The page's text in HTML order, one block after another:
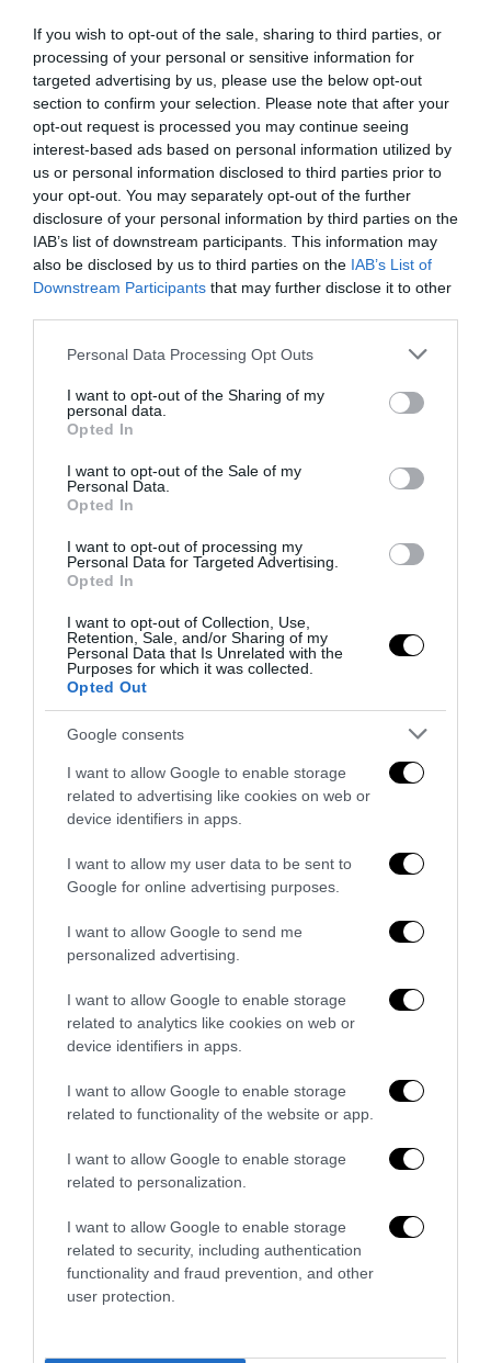
If you wish to opt-out of the sale, sharing to third parties, or
processing of your personal or sensitive information for
targeted advertising by us, please use the below opt-out
section to confirm your selection. Please note that after your
opt-out request is processed you may continue seeing
interest-based ads based on personal information utilized by
us or personal information disclosed to third parties prior to
your opt-out. You may separately opt-out of the further
disclosure of your personal information by third parties on the
IAB’s list of downstream participants. This information may
also be disclosed by us to third parties on the IAB’s List of
Downstream Participants that may further disclose it to other
Please note that this website/app uses one or more Google
not limited to your visit or usage behaviour. You may click to
grant or deny consent to Google and its third-party tags to
use your data for below specified purposes in below Google
consent section.
Personal Data Processing Opt Outs
I want to opt-out of the Sharing of my
personal data.
Opted In
I want to opt-out of the Sale of my
Personal Data.
Opted In
I want to opt-out of processing my
Personal Data for Targeted Advertising.
Opted In
I want to opt-out of Collection, Use,
Retention, Sale, and/or Sharing of my
Personal Data that Is Unrelated with the
Purposes for which it was collected.
Opted Out
Google consents
I want to allow Google to enable storage
related to advertising like cookies on web or
device identifiers in apps.
I want to allow my user data to be sent to
Google for online advertising purposes.
I want to allow Google to send me
personalized advertising.
I want to allow Google to enable storage
related to analytics like cookies on web or
device identifiers in apps.
I want to allow Google to enable storage
related to functionality of the website or app.
I want to allow Google to enable storage
related to personalization.
I want to allow Google to enable storage
related to security, including authentication
functionality and fraud prevention, and other
user protection.
minimo comune denominatore:oggi dal centro si buttano
tutti a destra.Gli esiti sono talvolta positivi, talvolta meno.
Certo, in più di un caso viene da sorridere di fronte a
improbabili e goffe conversioni.
CONVIDIDI 0
FABIO PASINI
Feltri contro i grillini: “Salvini non capisce un c***o? Figuriamoci
loro”
next post
YOU MAY ALSO LIKE
Bonaccini e il mito delle barricate di Parma: quando
6 Agosto 2026